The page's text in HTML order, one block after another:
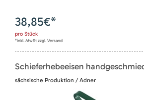
38,85€*
pro Stück
*inkl. MwSt zzgl. Versand
Schieferhebeeisen
sächsische Produktion / Adner